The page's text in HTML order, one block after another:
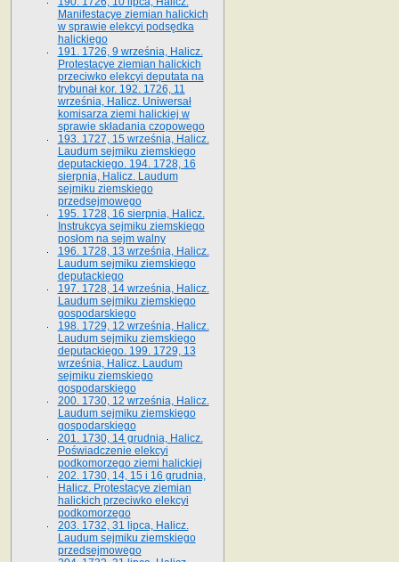
Manifestacye ziemian halickich
w sprawie elekcyi podsędka
halickiego
191. 1726, 9 września, Halicz.
Protestacye ziemian halickich
przeciwko elekcyi deputata na
trybunał kor. 192. 1726, 11
września, Halicz. Uniwersał
komisarza ziemi halickiej w
sprawie składania czopowego
193. 1727, 15 września, Halicz.
Laudum sejmiku ziemskiego
deputackiego. 194. 1728, 16
sierpnia, Halicz. Laudum
sejmiku ziemskiego
przedsejmowego
195. 1728, 16 sierpnia, Halicz.
Instrukcya sejmiku ziemskiego
posłom na sejm walny
196. 1728, 13 września, Halicz.
Laudum sejmiku ziemskiego
deputackiego
197. 1728, 14 września, Halicz.
Laudum sejmiku ziemskiego
gospodarskiego
198. 1729, 12 września, Halicz.
Laudum sejmiku ziemskiego
deputackiego. 199. 1729, 13
września, Halicz. Laudum
sejmiku ziemskiego
gospodarskiego
200. 1730, 12 września, Halicz.
Laudum sejmiku ziemskiego
gospodarskiego
201. 1730, 14 grudnia, Halicz.
Poświadczenie elekcyi
podkomorzego ziemi halickiej
202. 1730, 14, 15 i 16 grudnia,
Halicz. Protestacye ziemian
halickich przeciwko elekcyi
podkomorzego
203. 1732, 31 lipca, Halicz.
Laudum sejmiku ziemskiego
przedsejmowego